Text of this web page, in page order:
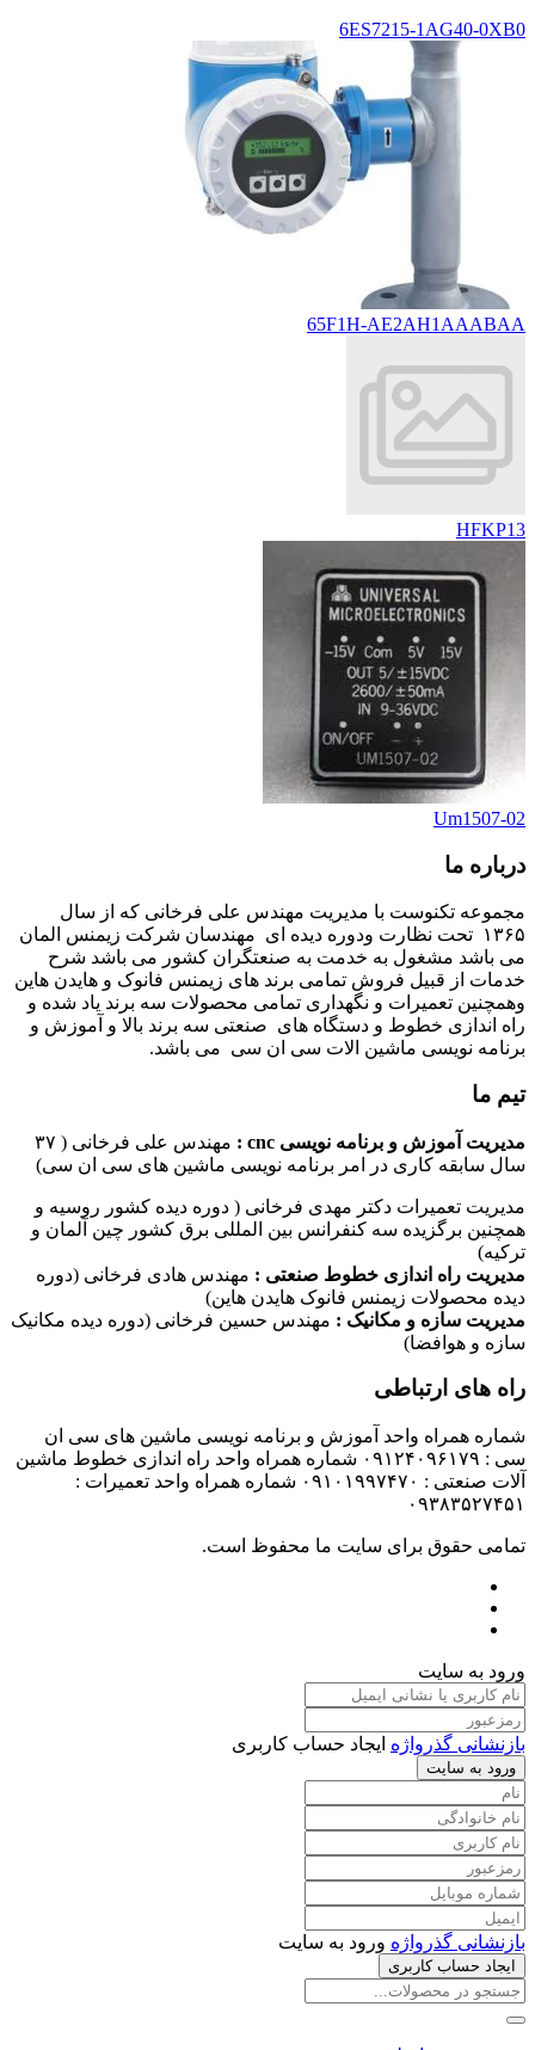
6ES7215-1AG40-0XB0
65F1H-AE2AH1AAABAA
HFKP13
Um1507-02
درباره ما
مجموعه تکنوست با مدیریت مهندس علی فرخانی که از سال
۱۳۶۵ تحت نظارت ودوره دیده ای مهندسان شرکت زیمنس المان
می باشد مشغول به خدمت به صنعتگران کشور می باشد شرح
خدمات از قبیل فروش تمامی برند های زیمنس فانوک و هایدن هاین
وهمچنین تعمیرات و نگهداری تمامی محصولات سه برند یاد شده و
راه اندازی خطوط و دستگاه های صنعتی سه برند بالا و آموزش و
برنامه نویسی ماشین الات سی ان سی می باشد.
تیم ما
مدیریت آموزش و برنامه نویسی cnc :
مهندس علی فرخانی ( ۳۷
سال سابقه کاری در امر برنامه نویسی ماشین های سی ان سی)
مدیریت تعمیرات دکتر مهدی فرخانی ( دوره دیده کشور روسیه و
همچنین برگزیده سه کنفرانس بین المللی برق کشور چین آلمان و
ترکیه)
مدیریت راه اندازی خطوط صنعتی : مهندس هادی فرخانی (دوره
دیده محصولات زیمنس فانوک هایدن هاین)
مدیریت سازه و مکانیک : مهندس حسین فرخانی (دوره دیده مکانیک
سازه و هوافضا)
راه های ارتباطی
شماره همراه واحد آموزش و برنامه نویسی ماشین های سی ان
سی : ۰۹۱۲۴۰۹۶۱۷۹ شماره همراه واحد راه اندازی خطوط ماشین
آلات صنعتی : ۰۹۱۰۱۹۹۷۴۷۰ شماره همراه واحد تعمیرات :
۰۹۳۸۳۵۲۷۴۵۱
تمامی حقوق برای سایت ما محفوظ است.
ورود به سایت
بازنشانی گذرواژه ایجاد حساب کاربری
ورود به سایت
بازنشانی گذرواژه ورود به سایت
ایجاد حساب کاربری